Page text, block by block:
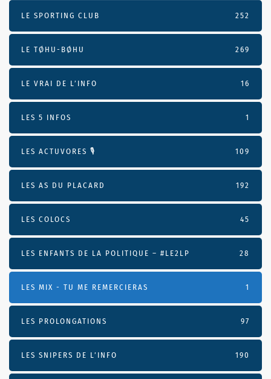
LE SPORTING CLUB 252
LE TØHU-BØHU 269
LE VRAI DE L’INFO 16
LES 5 INFOS 1
LES ACTUVORES 🎙 109
LES AS DU PLACARD 192
LES COLOCS 45
LES ENFANTS DE LA POLITIQUE – #LE2LP 28
LES MIX - TU ME REMERCIERAS 1
LES PROLONGATIONS 97
LES SNIPERS DE L’INFO 190